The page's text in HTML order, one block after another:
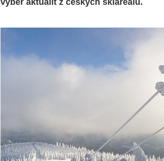
výběr aktualit z českých skiareálů.